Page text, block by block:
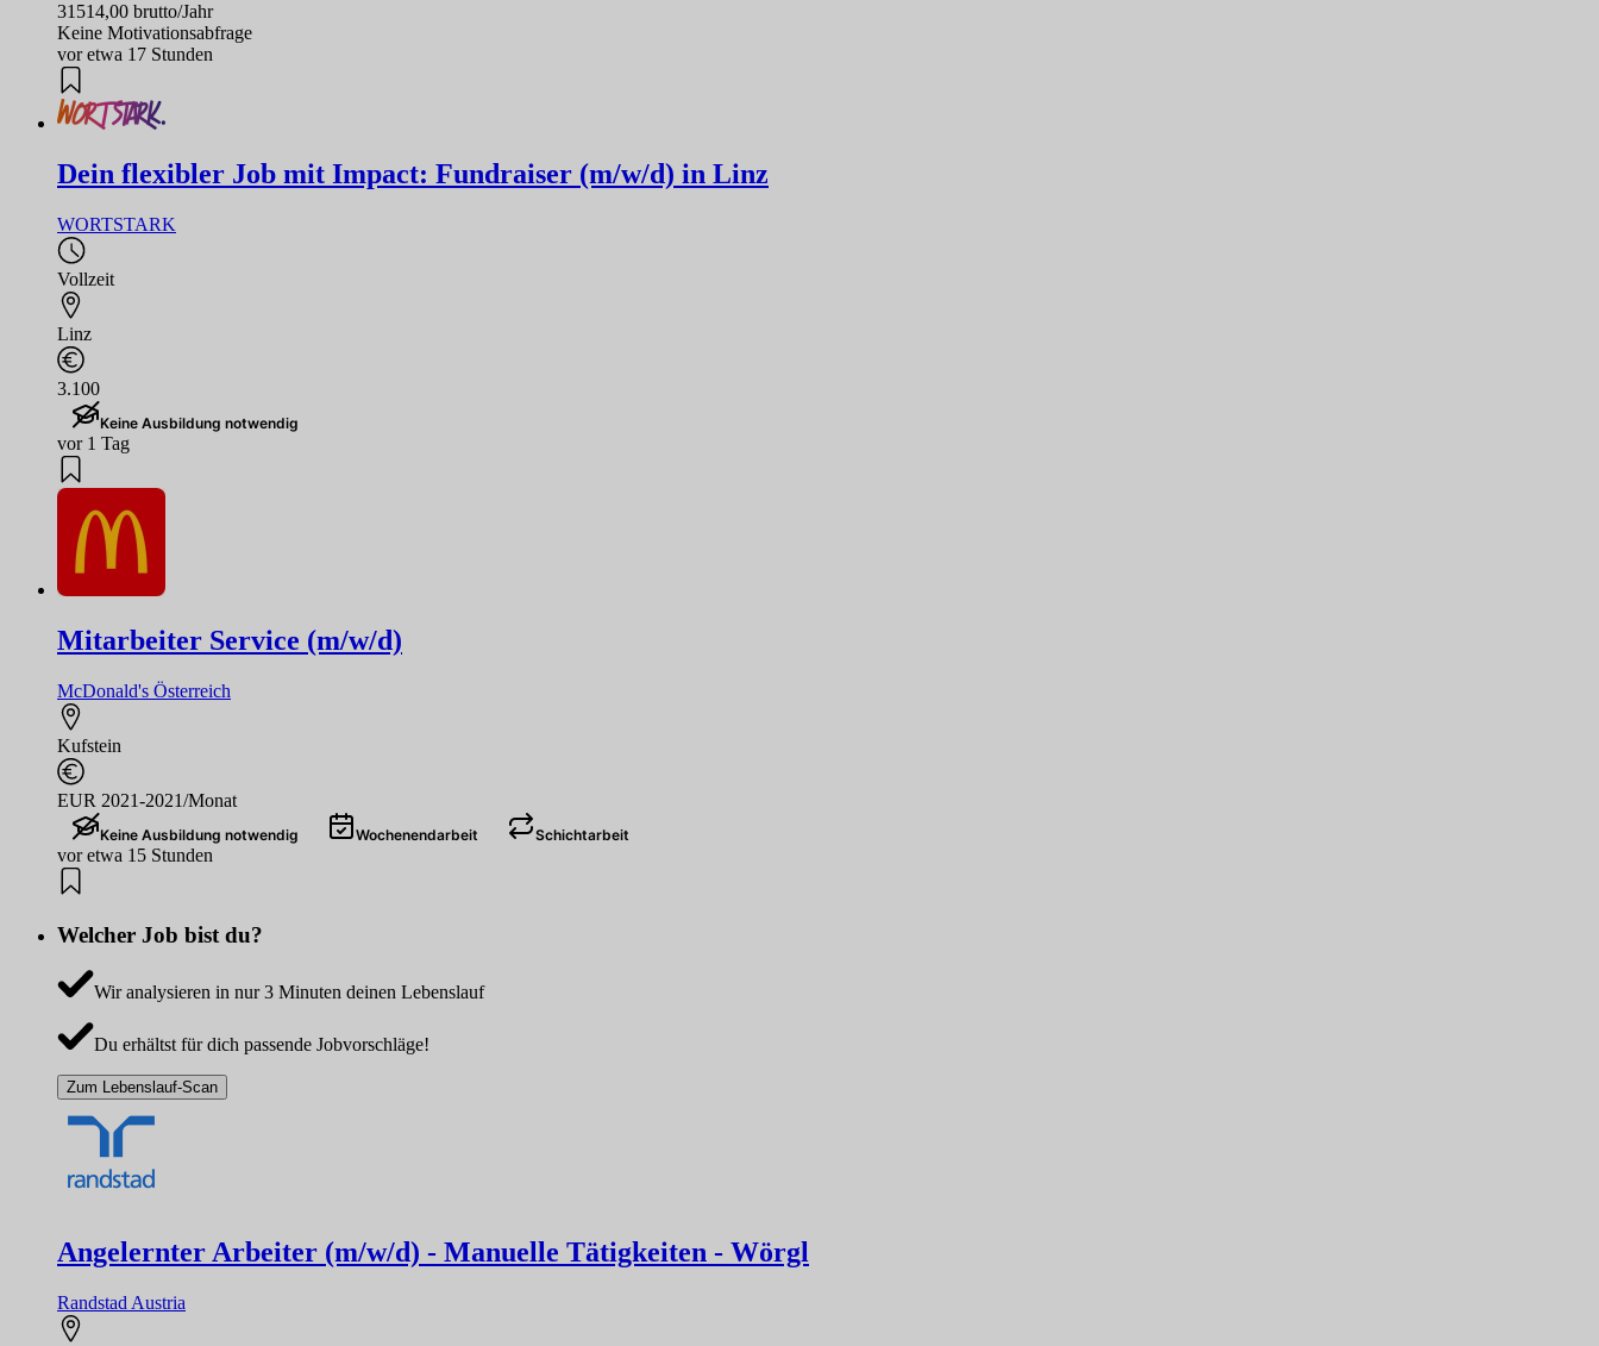
31514,00 brutto/Jahr
Keine Motivationsabfrage
vor etwa 17 Stunden
Dein flexibler Job mit Impact: Fundraiser (m/w/d) in Linz
WORTSTARK
Vollzeit
Linz
3.100
Keine Ausbildung notwendig
vor 1 Tag
Mitarbeiter Service (m/w/d)
McDonald's Österreich
Kufstein
EUR 2021-2021/Monat
Keine Ausbildung notwendig Wochenendarbeit Schichtarbeit
vor etwa 15 Stunden
Welcher Job bist du?
Wir analysieren in nur 3 Minuten deinen Lebenslauf
Du erhältst für dich passende Jobvorschläge!
Zum Lebenslauf-Scan
Angelernter Arbeiter (m/w/d) - Manuelle Tätigkeiten - Wörgl
Randstad Austria